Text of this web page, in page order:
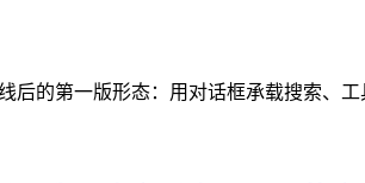
后的第一版形态：用对话框承载搜索、